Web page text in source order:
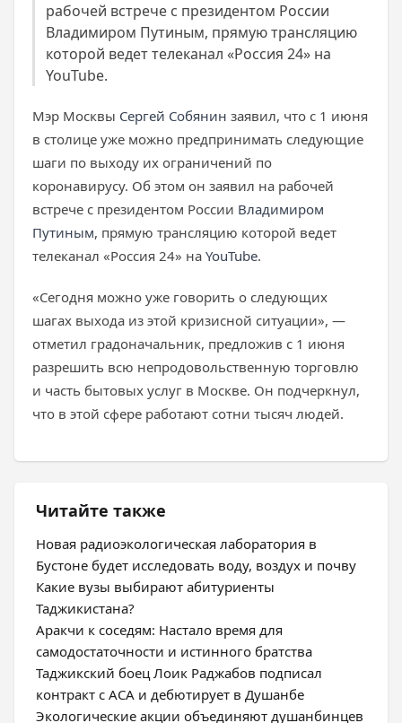
рабочей встрече с президентом России
Владимиром Путиным, прямую трансляцию
которой ведет телеканал «Россия 24» на
YouTube.
Мэр Москвы Сергей Собянин заявил, что с 1 июня
в столице уже можно предпринимать следующие
шаги по выходу их ограничений по
коронавирусу. Об этом он заявил на рабочей
встрече с президентом России Владимиром
Путиным, прямую трансляцию которой ведет
телеканал «Россия 24» на YouTube.
«Сегодня можно уже говорить о следующих
шагах выхода из этой кризисной ситуации», —
отметил градоначальник, предложив с 1 июня
разрешить всю непродовольственную торговлю
и часть бытовых услуг в Москве. Он подчеркнул,
что в этой сфере работают сотни тысяч людей.
Читайте также
Новая радиоэкологическая лаборатория в
Бустоне будет исследовать воду, воздух и почву
Какие вузы выбирают абитуриенты
Таджикистана?
Аракчи к соседям: Настало время для
самодостаточности и истинного братства
Таджикский боец Лоик Раджабов подписал
контракт с ACA и дебютирует в Душанбе
Экологические акции объединяют душанбинцев